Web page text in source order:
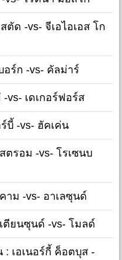
ตัด -vs- จีเอไอเอส โก
อร์ก -vs- คัลม่าร์
vs- เดเกอร์ฟอร์ส
บี้ -vs- ฮัคเค่น
ตรอม -vs- โรเซนบ
าม -vs- อาเลซุนด์
ตียนซุนด์ -vs- โมลด์
: เอเนอร์กี้ ค็อตบุส -